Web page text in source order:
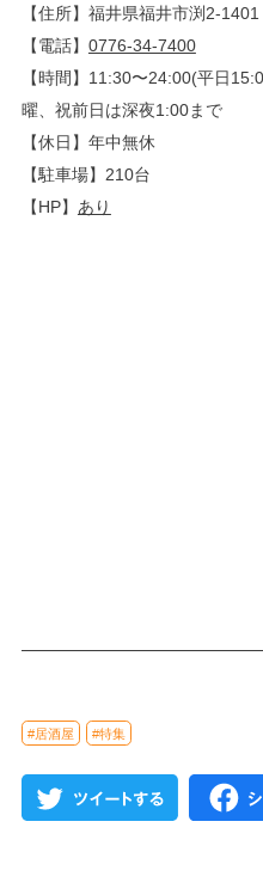
【住所】福井県福井市渕2-
【電話】 0776-34-7400
【時間】11:30〜24:00(平日
曜、祝前日は深夜1:00まで
【休日】年中無休
【駐車場】210台
【HP】 あり
#居酒屋 #特集